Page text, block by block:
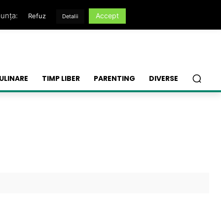
TIMP LIBER PARENTING DIVERSE
Refuz Detalii Accept